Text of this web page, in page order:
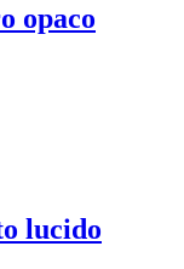
opaco
lucido